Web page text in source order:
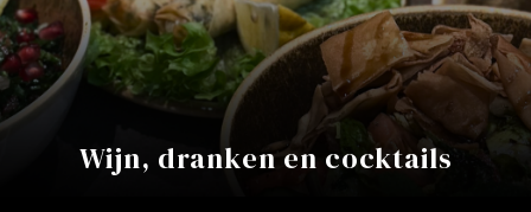
Wijn, dranken en cocktails